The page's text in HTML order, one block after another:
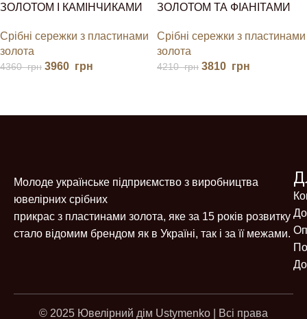
ЗОЛОТОМ І КАМІНЧИКАМИ
ЗАСТІБКОЮ
Срібні сережки з пластинами
золота
4360грн 3960 грн
ЗОЛОТОМ ТА ФІАНІТАМИ
Срібні сережки з пластинами
золота
4210грн 3810 грн
Молоде українське підприємство з виробництва
ювелірних срібних
прикрас з пластинами золота, яке за 15 років розвитку
стало відомим брендом як в Україні, так і за її межами.
© 2025 Ювелірний дім Ustymenko | Всі права